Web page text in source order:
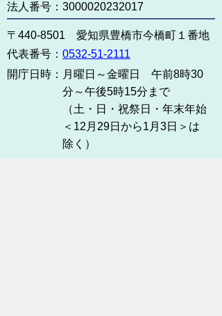
法人番号：3000020232017
〒440-8501 愛知県豊橋市今橋町１番地
代表番号： 0532-51-2111
開庁日時： 月曜日～金曜日 午前8時30
分～午後5時15分まで
（土・日・祝祭日・年末年始
＜12月29日から1月3日＞は
除く）